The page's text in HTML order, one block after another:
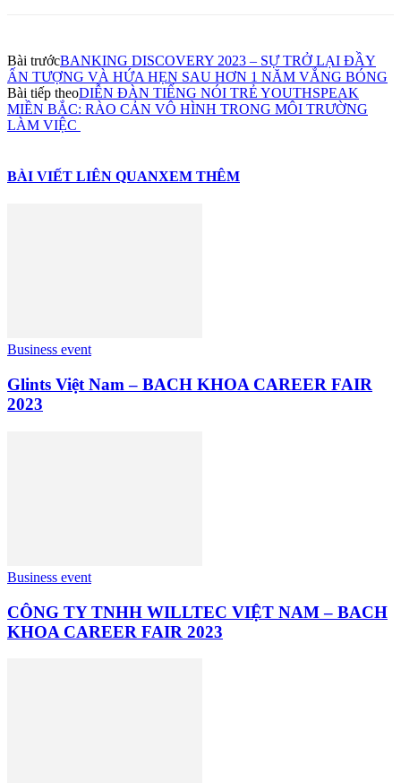
Bài trướcBANKING DISCOVERY 2023 – SỰ TRỞ LẠI ĐẦY
ẤN TƯỢNG VÀ HỨA HẸN SAU HƠN 1 NĂM VẮNG BÓNG
Bài tiếp theoDIỄN ĐÀN TIẾNG NÓI TRẺ YOUTHSPEAK
MIỀN BẮC: RÀO CẢN VÔ HÌNH TRONG MÔI TRƯỜNG
LÀM VIỆC
BÀI VIẾT LIÊN QUANXEM THÊM
Business event
Glints Việt Nam – BACH KHOA CAREER FAIR
2023
Business event
CÔNG TY TNHH WILLTEC VIỆT NAM – BACH
KHOA CAREER FAIR 2023